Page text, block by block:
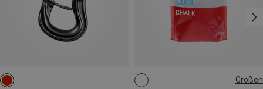
Größen
250G